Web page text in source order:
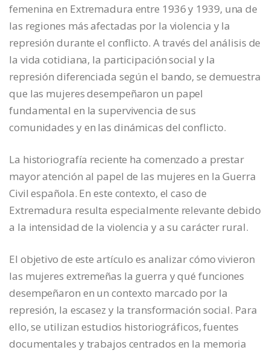
femenina en Extremadura entre 1936 y 1939, una de
las regiones más afectadas por la violencia y la
represión durante el conflicto. A través del análisis de
la vida cotidiana, la participación social y la
represión diferenciada según el bando, se demuestra
que las mujeres desempeñaron un papel
fundamental en la supervivencia de sus
comunidades y en las dinámicas del conflicto.
La historiografía reciente ha comenzado a prestar
mayor atención al papel de las mujeres en la Guerra
Civil española. En este contexto, el caso de
Extremadura resulta especialmente relevante debido
a la intensidad de la violencia y a su carácter rural.
El objetivo de este artículo es analizar cómo vivieron
las mujeres extremeñas la guerra y qué funciones
desempeñaron en un contexto marcado por la
represión, la escasez y la transformación social. Para
ello, se utilizan estudios historiográficos, fuentes
documentales y trabajos centrados en la memoria